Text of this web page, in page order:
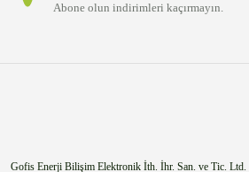
Abone olun indirimleri kaçırmayın.
Gofis Enerji Bilişim Elektronik İth. İhr. San. ve Tic. Ltd.